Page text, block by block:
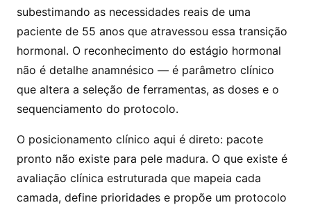
subestimando as necessidades reais de uma
paciente de 55 anos que atravessou essa transição
hormonal. O reconhecimento do estágio hormonal
não é detalhe anamnésico — é parâmetro clínico
que altera a seleção de ferramentas, as doses e o
sequenciamento do protocolo.
O posicionamento clínico aqui é direto: pacote
pronto não existe para pele madura. O que existe é
avaliação clínica estruturada que mapeia cada
camada, define prioridades e propõe um protocolo